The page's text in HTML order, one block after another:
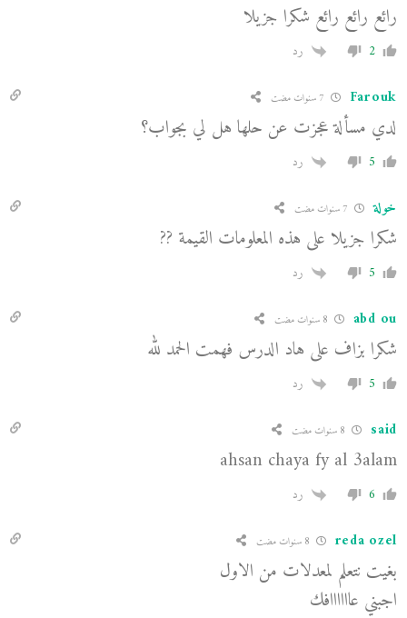
رائع رائع رائع شكرا جزيلا
2 رد
Farouk
لدي مسألة عجزت عن حلها هل لي بجواب؟
5 رد
خولة
شكرا جزيلا على هذه المعلومات القيمة ??
5 رد
abd ou
شكرا بزاف على هاد الدرس فهمت الحمد لله
5 رد
said
ahsan chaya fy al 3alam
6 رد
reda ozel
بغيت نتعلم لمعدلات من الاول
اجبني عاااااافك